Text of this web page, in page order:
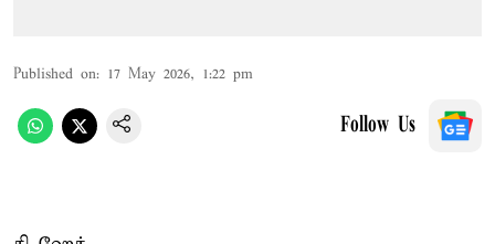
Published on: 17 May 2026, 1:22 pm
Follow Us